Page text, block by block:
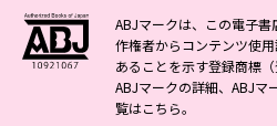
最強ジャンプ
少年ジャンプ+
ジャンプTOON
ZEBRACK
S-MANGA
集英社ジャンプリミックス
ZEBRACK
S-MANGA
集英社コミック文庫
女性マンガ
ジャンプTOON
BAILA
MAQUIA
週プレNEWS
週プレ グラジャパ!
小説すばる
集英社 文芸ステーション
web 集英社文庫
学芸・ノンフィクション・新書
1日5分で、明日は変わる よみタイ
集英社学芸部 - 学芸・ノンフィク
集英社ビジネス書
ライトノベル・ノベライズ
集英社オレンジ文庫
オンラインストア
OTO
SHUEISHA MANGA-ART HERITAGE
ジャンプキャラクターズストア
その他WEBサービス
集英社アドナビ
ABJマークは、この電子
作権者からコンテンツ使
あることを示す登録商標
ABJマークの詳細、ABJマ
覧はこちら。